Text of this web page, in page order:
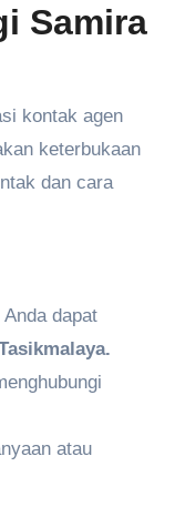
Samira
kontak agen
keterbukaan
dan cara
dapat
atau